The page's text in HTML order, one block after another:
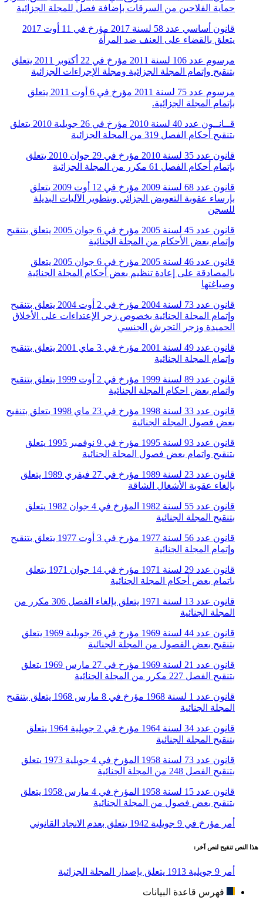
حماية الفلاحين من السرقات بإضافة فصل للمجلة الجزائية
قانون أساسي عدد 58 لسنة 2017 مؤرخ في 11 أوت 2017
يتعلق بالقضاء على العنف ضد المرأة
مرسوم عدد 106 لسنة 2011 مؤرخ في 22 أكتوبر 2011 يتعلق
بتنقيح وإتمام المجلة الجزائية ومجلة الإجراءات الجزائية
مرسوم عدد 75 لسنة 2011 مؤرخ في 6 أوت 2011 يتعلق
بإتمام المجلة الجزائية.
قــانــون عدد 40 لسنة 2010 مؤرخ في 26 جويلية 2010 يتعلق
بتنقيح أحكام الفصل 319 من المجلة الجزائية
قانون عدد 35 لسنة 2010 مؤرخ في 29 جوان 2010 يتعلق
بإتمام أحكام الفصل 61 مكرر من المجلة الجزائية
قانون عدد 68 لسنة 2009 مؤرخ في 12 أوت 2009 يتعلق
بإرساء عقوبة التعويض الجزائي وبتطوير الآليات البديلة
للسجن
قانون عدد 45 لسنة 2005 مؤرخ في 6 جوان 2005 يتعلق بتنقيح
وإتمام بعض الأحكام من المجلة الجنائية
قانون عدد 46 لسنة 2005 مؤرخ في 6 جوان 2005 يتعلق
بالمصادقة على إعادة تنظيم بعض أحكام المجلة الجنائية
وصياغتها
قانون عدد 73 لسنة 2004 مؤرخ في 2 أوت 2004 يتعلق بتنقيح
وإتمام المجلة الجنائية بخصوص زجر الإعتداءات على الأخلاق
الحميدة وزجر التحرش الجنسي
قانون عدد 49 لسنة 2001 مؤرخ في 3 ماي 2001 يتعلق بتنقيح
وإتمام المجلة الجنائية
قانون عدد 89 لسنة 1999 مؤرخ في 2 أوت 1999 يتعلق بتنقيح
واتمام بعض احكام المجلة الجنائية
قانون عدد 33 لسنة 1998 مؤرخ في 23 ماي 1998 يتعلق بتنقيح
بعض فصول المجلة الجنائية
قانون عدد 93 لسنة 1995 مؤرخ في 9 نوفمبر 1995 يتعلق
بتنقيح واتمام بعض فصول المجلة الجنائية
قانون عدد 23 لسنة 1989 مؤرخ في 27 فيفري 1989 يتعلق
بإلغاء عقوبة الأشغال الشاقة
قانون عدد 55 لسنة 1982 المؤرخ في 4 جوان 1982 يتعلق
بتنقيح المجلة الجنائية
قانون عدد 56 لسنة 1977 مؤرخ في 3 أوت 1977 يتعلق بتنقيح
وإتمام المجلة الجنائية
قانون عدد 29 لسنة 1971 مؤرخ في 14 جوان 1971 يتعلق
باتمام بعض أحكام المجلة الجنائية
قانون عدد 13 لسنة 1971 يتعلق بإلغاء الفصل 306 مكرر من
المجلة الجنائية
قانون عدد 44 لسنة 1969 مؤرخ في 26 جويلية 1969 يتعلق
بتنقيح بعض الفصول من المجلة الجنائية
قانون عدد 21 لسنة 1969 مؤرخ في 27 مارس 1969 يتعلق
بتنقيح الفصل 227 مكرر من المجلة الجنائية
قانون عدد 1 لسنة 1968 مؤرخ في 8 مارس 1968 يتعلق بتنقيح
المجلة الجنائية
قانون عدد 34 لسنة 1964 مؤرخ في 2 جويلية 1964 يتعلق
بتنقيح المجلة الجنائية
قانون عدد 73 لسنة 1958 المؤرخ في 4 جويلية 1973 يتعلق
بتنقيح الفصل 248 من المجلة الجنائية
قانون عدد 15 لسنة 1958 المؤرخ في 4 مارس 1958 يتعلق
بتنقيح بعض فصول من المجلة الجنائية
أمر مؤرخ في 9 جويلية 1942 يتعلق بعدم الانجاد القانوني
هذا النص تنقيح لنص آخر:
أمر 9 جويلية 1913 يتعلق بإصدار المجلة الجزائية
فهرس قاعدة البيانات